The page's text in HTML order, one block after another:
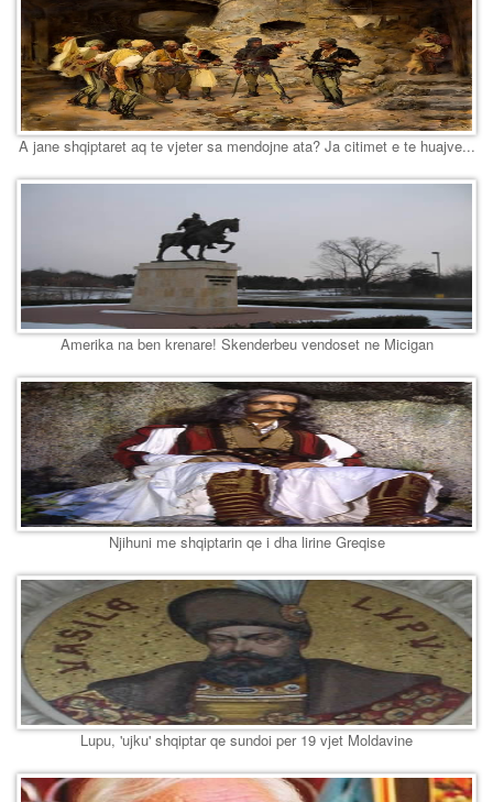
A jane shqiptaret aq te vjeter sa mendojne ata? Ja citimet e te huajve...
Amerika na ben krenare! Skenderbeu vendoset ne Micigan
Njihuni me shqiptarin qe i dha lirine Greqise
Lupu, 'ujku' shqiptar qe sundoi per 19 vjet Moldavine